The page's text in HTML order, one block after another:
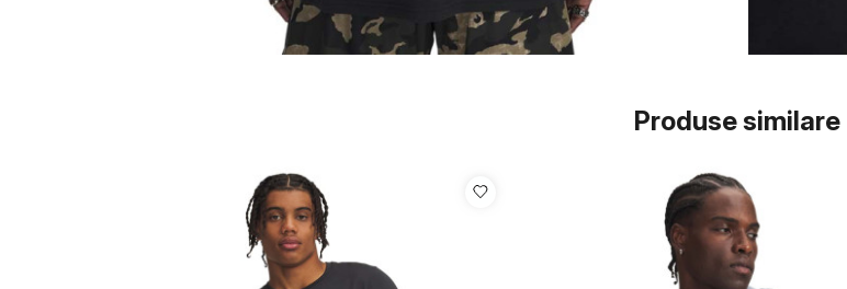
Produse similare